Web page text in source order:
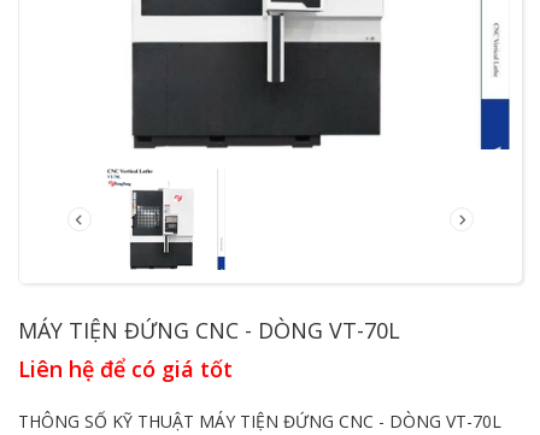
MÁY TIỆN ĐỨNG CNC - DÒNG VT-70L
Liên hệ để có giá tốt
THÔNG SỐ KỸ THUẬT MÁY TIỆN ĐỨNG CNC - DÒNG VT-70L